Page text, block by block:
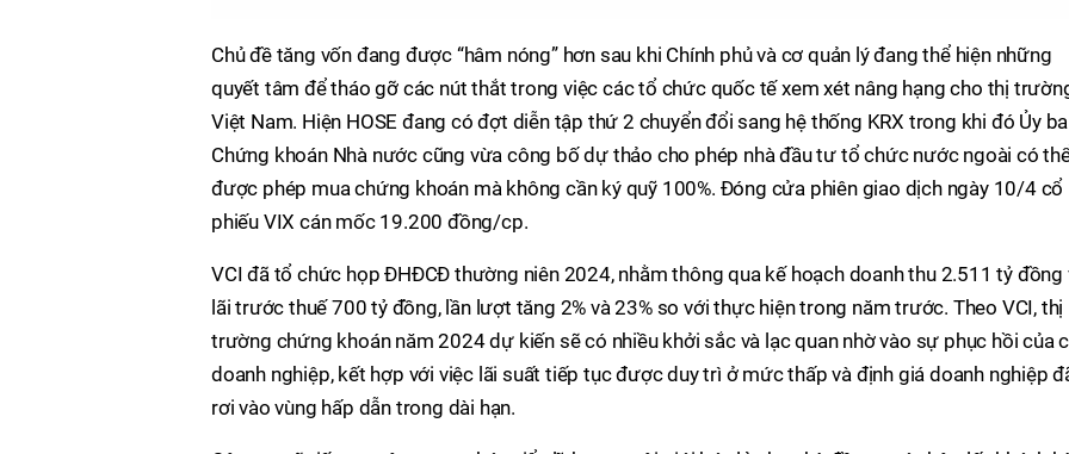
Chủ đề tăng vốn đang được “hâm nóng” hơn sau khi Chính phủ và cơ quản lý đang thể hiện những
quyết tâm để tháo gỡ các nút thắt trong việc các tổ chức quốc tế xem xét nâng hạng cho thị
Việt Nam. Hiện HOSE đang có đợt diễn tập thứ 2 chuyển đổi sang hệ thống KRX trong khi đó Ủy
Chứng khoán Nhà nước cũng vừa công bố dự thảo cho phép nhà đầu tư tổ chức nước ngoài có
được phép mua chứng khoán mà không cần ký quỹ 100%. Đóng cửa phiên giao dịch ngày 10/4 cổ
phiếu VIX cán mốc 19.200 đồng/cp.
VCI đã tổ chức họp ĐHĐCĐ thường niên 2024, nhằm thông qua kế hoạch doanh thu 2.511 tỷ đồng
lãi trước thuế 700 tỷ đồng, lần lượt tăng 2% và 23% so với thực hiện trong năm trước. Theo VCI, thị
trường chứng khoán năm 2024 dự kiến sẽ có nhiều khởi sắc và lạc quan nhờ vào sự phục hồi của
doanh nghiệp, kết hợp với việc lãi suất tiếp tục được duy trì ở mức thấp và định giá doanh nghiệp
rơi vào vùng hấp dẫn trong dài hạn.